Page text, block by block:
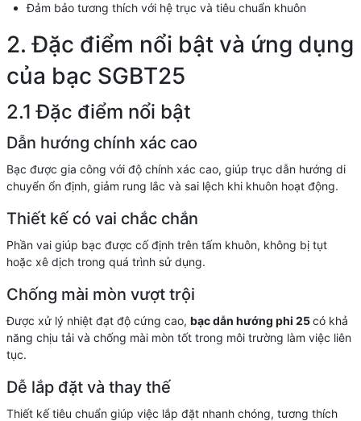
Đảm bảo tương thích với hệ trục và tiêu chuẩn khuôn
2. Đặc điểm nổi bật và ứng dụng
của bạc SGBT25
2.1 Đặc điểm nổi bật
Dẫn hướng chính xác cao
Bạc được gia công với độ chính xác cao, giúp trục dẫn hướng di
chuyển ổn định, giảm rung lắc và sai lệch khi khuôn hoạt động.
Thiết kế có vai chắc chắn
Phần vai giúp bạc được cố định trên tấm khuôn, không bị tụt
hoặc xê dịch trong quá trình sử dụng.
Chống mài mòn vượt trội
Được xử lý nhiệt đạt độ cứng cao, bạc dẫn hướng phi 25có khả
năng chịu tải và chống mài mòn tốt trong môi trường làm việc liên
tục.
Dễ lắp đặt và thay thế
Thiết kế tiêu chuẩn giúp việc lắp đặt nhanh chóng, tương thích